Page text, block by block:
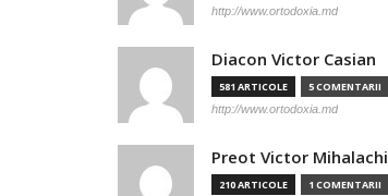
http://www.ortodoxia.md
Diacon Victor Casian
581 ARTICOLE 5 COMENTARII
http://www.ortodoxia.md
Preot Victor Mihalachi
210 ARTICOLE 1 COMENTARII